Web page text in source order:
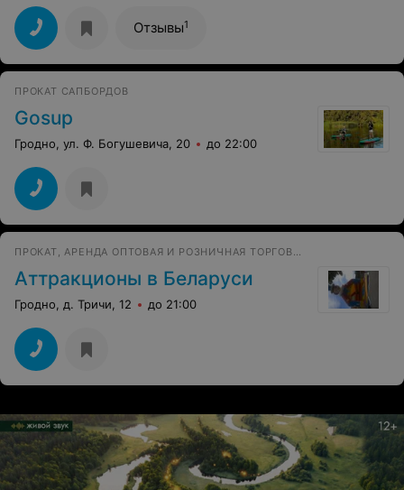
таланта происходит именно в танце.Их мало в
коллективе но они сильны своим талантом,умением
создать хорошую настроения и подарить тепло
зрителю.Я как житель города Гродно не раз видел этих
талантливых артистов и смотрел выступления ни
бы руководство обратило на это внимание.Побольше
таких талантливых артистов.
Отзывы1
ПРОКАТ САПБОРДОВ
Gosup
Гродно, ул. Ф. Богушевича, 20 до 22:00
ПРОКАТ, АРЕНДА ОПТОВАЯ И РОЗНИЧНАЯ ТОРГОВЛЯ АТТРАКЦИОНЫ
Аттракционы в Беларуси
Гродно, д. Тричи, 12 до 21:00